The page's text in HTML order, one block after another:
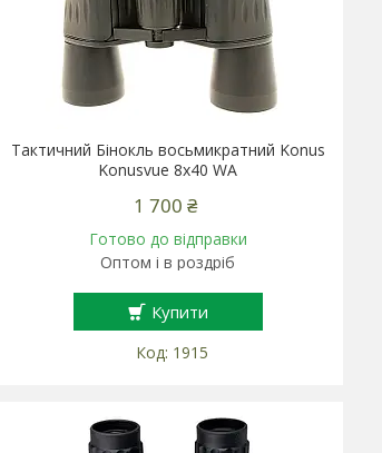
Тактичний Бінокль восьмикратний Konus
Konusvue 8x40 WA
1 700 ₴
Готово до відправки
Оптом і в роздріб
Купити
1915